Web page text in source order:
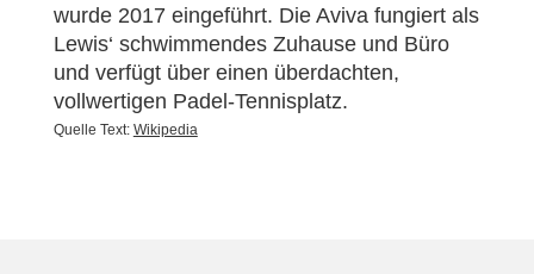
wurde 2017 eingeführt. Die Aviva fungiert als
Lewis‘ schwimmendes Zuhause und Büro
und verfügt über einen überdachten,
vollwertigen Padel-Tennisplatz.
Quelle Text: Wikipedia